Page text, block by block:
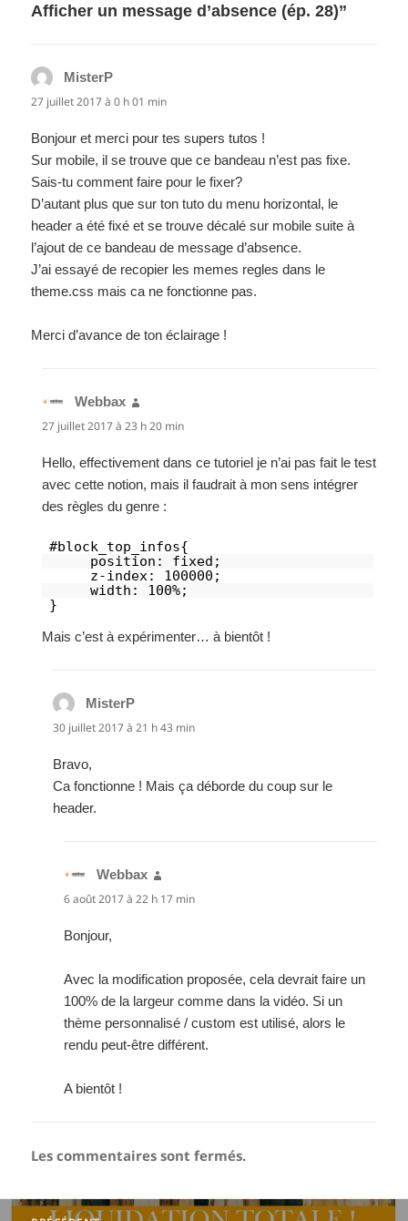
Afficher un message d’absence (ép. 28)”
MisterP
27 juillet 2017 à 0 h 01 min
Bonjour et merci pour tes supers tutos !
Sur mobile, il se trouve que ce bandeau n’est pas fixe.
Sais-tu comment faire pour le fixer?
D’autant plus que sur ton tuto du menu horizontal, le
header a été fixé et se trouve décalé sur mobile suite à
l’ajout de ce bandeau de message d’absence.
J’ai essayé de recopier les memes regles dans le
theme.css mais ca ne fonctionne pas.
Merci d’avance de ton éclairage !
Webbax
27 juillet 2017 à 23 h 20 min
Hello, effectivement dans ce tutoriel je n’ai pas fait le test
avec cette notion, mais il faudrait à mon sens intégrer
des règles du genre :
#block_top_infos{
position: fixed;
z-index: 100000;
width: 100%;
}
Mais c’est à expérimenter… à bientôt !
MisterP
30 juillet 2017 à 21 h 43 min
Bravo,
Ca fonctionne ! Mais ça déborde du coup sur le
header.
Webbax
6 août 2017 à 22 h 17 min
Bonjour,
Avec la modification proposée, cela devrait faire un
100% de la largeur comme dans la vidéo. Si un
thème personnalisé / custom est utilisé, alors le
rendu peut-être différent.
A bientôt !
Les commentaires sont fermés.
Navigation